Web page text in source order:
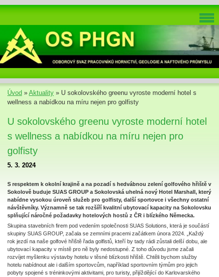
Úvod » Aktuality » U sokolovského greenu vyroste moderní hotel s
wellness a nabídkou na míru nejen pro golfisty
U sokolovského greenu vyroste moderní hotel
s wellness a nabídkou na míru nejen pro
golfisty
5. 3. 2024
S respektem k okolní krajině a na pozadí s hedvábnou zelení golfového hřiště v
Sokolově buduje SUAS GROUP a Sokolovská uhelná nový Hotel Marshall, který
nabídne vysokou úroveň služeb pro golfisty, další sportovce i všechny ostatní
návštěvníky. Významně se tak rozšíří kvalitní ubytovací kapacity na Sokolovsku
splňující náročné požadavky hotelových hostů z ČR i blízkého Německa.
Skupina stavebních firem pod vedením společnosti SUAS Solutions, která je součástí
skupiny SUAS GROUP, začala se zemními pracemi začátkem února 2024. „Každý
rok jezdí na naše golfové hřiště řada golfistů, kteří by tady rádi zůstali delší dobu, ale
ubytovací kapacity v místě pro ně byly nedostupné. Z toho důvodu jsme začali
rozvíjet myšlenku výstavby hotelu v těsné blízkosti hřiště. Chtěli bychom služby
hotelu nabídnout ale i dalším sportovcům, například sportovním týmům pro jejich
pobyty spojené s tréninkovými aktivitami, pro turisty, přijíždějící do Karlovarského